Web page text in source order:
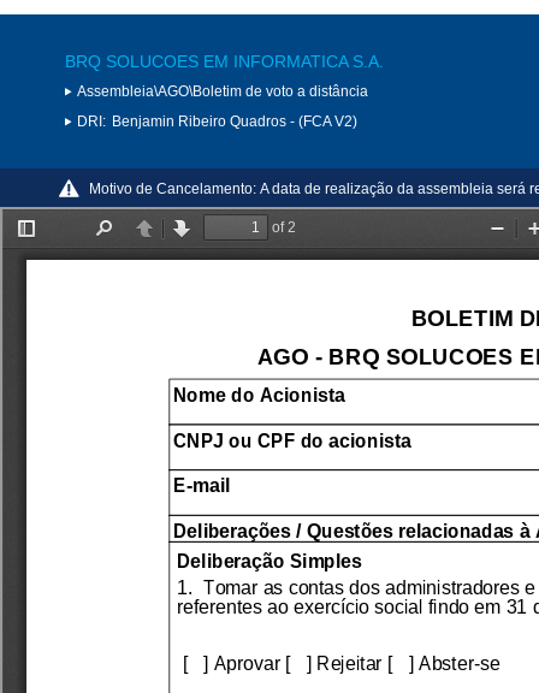
BRQ SOLUCOES EM INFORMATICA S.A.
Assembleia\AGO\Boletim de voto a distância
DRI: Benjamin Ribeiro Quadros - (FCA V2)
Motivo de Cancelamento: A data de realização da assembleia será